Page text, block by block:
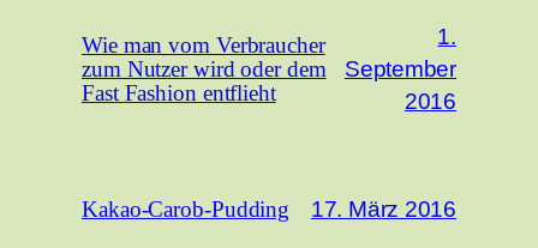
Wie man vom Verbraucher
zum Nutzer wird oder dem
Fast Fashion entflieht
1.
September
2016
Kakao-Carob-Pudding 17. März 2016